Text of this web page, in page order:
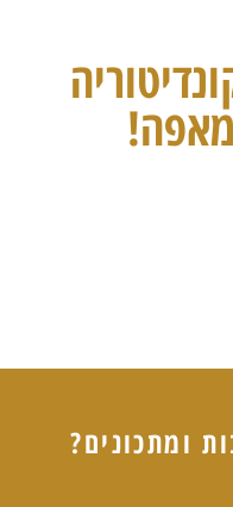
ומתכונים?